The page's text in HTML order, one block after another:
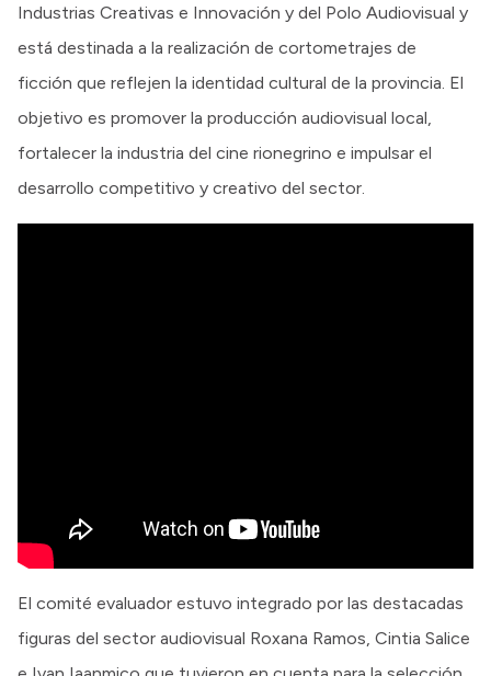
Industrias Creativas e Innovación y del Polo Audiovisual y
está destinada a la realización de cortometrajes de
ficción que reflejen la identidad cultural de la provincia. El
objetivo es promover la producción audiovisual local,
fortalecer la industria del cine rionegrino e impulsar el
desarrollo competitivo y creativo del sector.
El comité evaluador estuvo integrado por las destacadas
figuras del sector audiovisual Roxana Ramos, Cintia Salice